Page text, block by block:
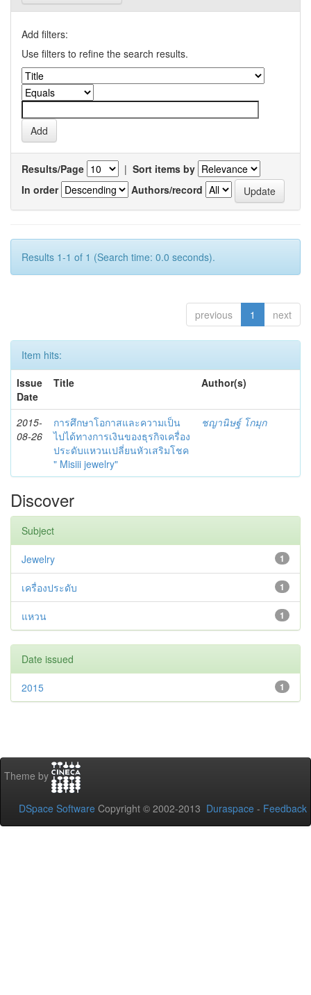
Add filters:
Use filters to refine the search results.
Results/Page | Sort items by
In order
Authors/record
Results 1-1 of 1 (Search time: 0.0 seconds).
previous 1 next
Item hits:
Issue
Date
Title Author(s)
2015-
08-26
การศึกษาโอกาสและความเป็น
ไปได้ทางการเงินของธุรกิจเครื่อง
ประดับแหวนเปลี่ยนหัวเสริมโชค
" Misiii jewelry"
ชญานิษฐ์ โกมุก
Discover
Subject
1
Jewelry
1
เครื่องประดับ
1
แหวน
Date issued
1
2015
Theme by
DSpace Software Copyright © 2002-2013 Duraspace - Feedback